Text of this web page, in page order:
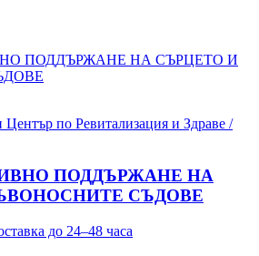
Център по Ревитализация и Здраве /
ПОДДЪРЖАНЕ НА
СЪДОВЕ
до 24–48 часа